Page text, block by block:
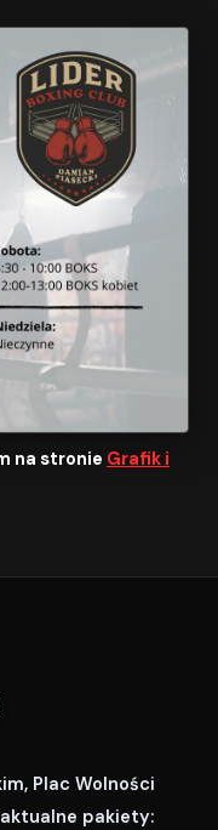
na stronie Grafik i
Plac Wolności
pakiety: